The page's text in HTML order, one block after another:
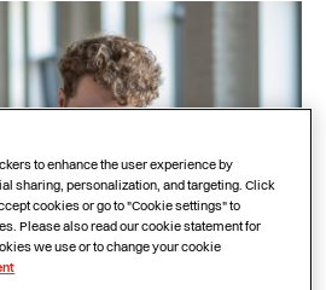
Cheops
to enhance the user experience by
sharing, personalization, and targeting. Click
cookies or go to "Cookie settings" to
Please also read our cookie statement for
we use or to change your cookie